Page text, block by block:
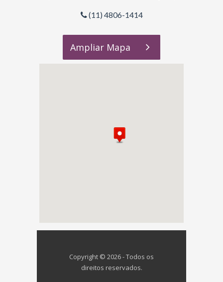
(11) 4806-1414
Ampliar Mapa
Copyright © 2026 - Todos os
direitos reservados.